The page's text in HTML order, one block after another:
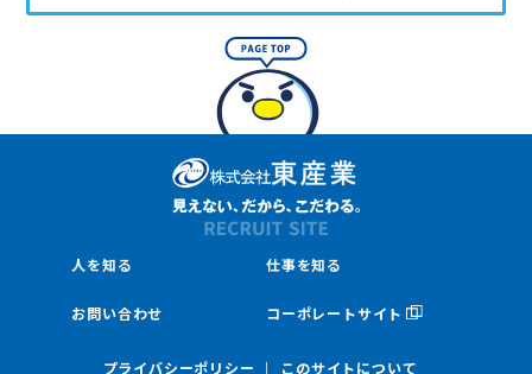
人を知る 仕事を知る
お問い合わせ コーポレートサイト
プライバシーポリシー このサイトについて